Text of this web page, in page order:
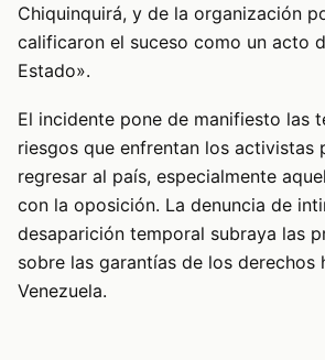
Chiquinquirá, y de la organización
calificaron el suceso como un acto
Estado».
El incidente pone de manifiesto las
riesgos que enfrentan los activistas
regresar al país, especialmente
con la oposición. La denuncia de
desaparición temporal subraya las
sobre las garantías de los derechos
Venezuela.